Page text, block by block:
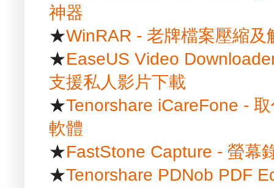
神器
★WinRAR - 老牌檔案壓縮及
★EaseUS Video
支援私人影片下載
★Tenorshare iCareFone -
軟體
★FastStone Capture - 螢幕
★Tenorshare PDNob PDF